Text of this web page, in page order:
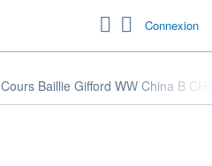
Connexion
Cours Baillie Gifford WW China B